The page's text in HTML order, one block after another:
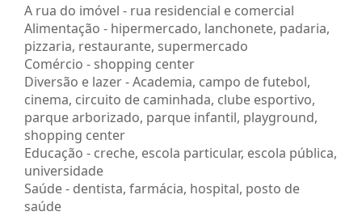
A rua do imóvel - rua residencial e comercial
Alimentação - hipermercado, lanchonete, padaria,
pizzaria, restaurante, supermercado
Comércio - shopping center
Diversão e lazer - Academia, campo de futebol,
cinema, circuito de caminhada, clube esportivo,
parque arborizado, parque infantil, playground,
shopping center
Educação - creche, escola particular, escola pública,
universidade
Saúde - dentista, farmácia, hospital, posto de
saúde